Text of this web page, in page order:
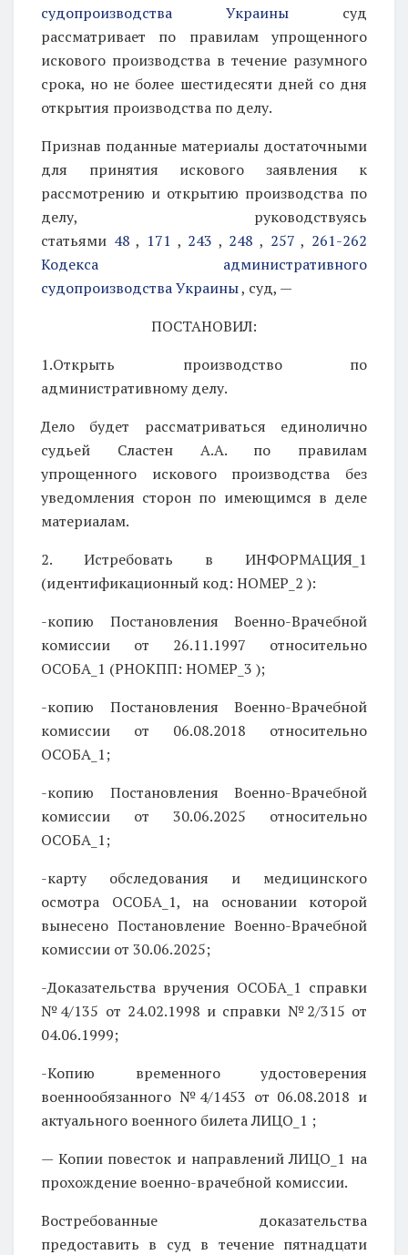
судопроизводства Украины суд
рассматривает по правилам упрощенного
искового производства в течение разумного
срока, но не более шестидесяти дней со дня
открытия производства по делу.
Признав поданные материалы достаточными
для принятия искового заявления к
рассмотрению и открытию производства по
делу, руководствуясь
статьями 48 , 171 , 243 , 248 , 257 , 261-262
Кодекса административного
судопроизводства Украины, суд, —
ПОСТАНОВИЛ:
1.Открыть производство по
административному делу.
Дело будет рассматриваться единолично
судьей Сластен А.А. по правилам
упрощенного искового производства без
уведомления сторон по имеющимся в деле
материалам.
2. Истребовать в ИНФОРМАЦИЯ_1
(идентификационный код: НОМЕР_2 ):
-копию Постановления Военно-Врачебной
комиссии от 26.11.1997 относительно
ОСОБА_1 (РНОКПП: НОМЕР_3 );
-копию Постановления Военно-Врачебной
комиссии от 06.08.2018 относительно
ОСОБА_1;
-копию Постановления Военно-Врачебной
комиссии от 30.06.2025 относительно
ОСОБА_1;
-карту обследования и медицинского
осмотра ОСОБА_1, на основании которой
вынесено Постановление Военно-Врачебной
комиссии от 30.06.2025;
-Доказательства вручения ОСОБА_1 справки
№4/135 от 24.02.1998 и справки №2/315 от
04.06.1999;
-Копию временного удостоверения
военнообязанного №4/1453 от 06.08.2018 и
актуального военного билета ЛИЦО_1 ;
— Копии повесток и направлений ЛИЦО_1 на
прохождение военно-врачебной комиссии.
Востребованные доказательства
предоставить в суд в течение пятнадцати